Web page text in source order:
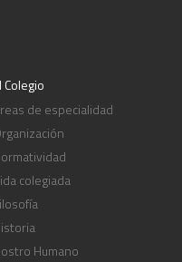
Colegio
de especialidad
colegiada
Humano